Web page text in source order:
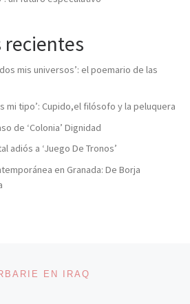
mis universos’: el poemario de las
mi tipo’: Cupido,el filósofo y la peluquera
de ‘Colonia’ Dignidad
adiós a ‘Juego De Tronos’
en Granada: De Borja
entradas
EN IRAQ